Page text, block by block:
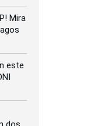
Mira
este